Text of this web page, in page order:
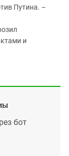
Путина. –
и
бот